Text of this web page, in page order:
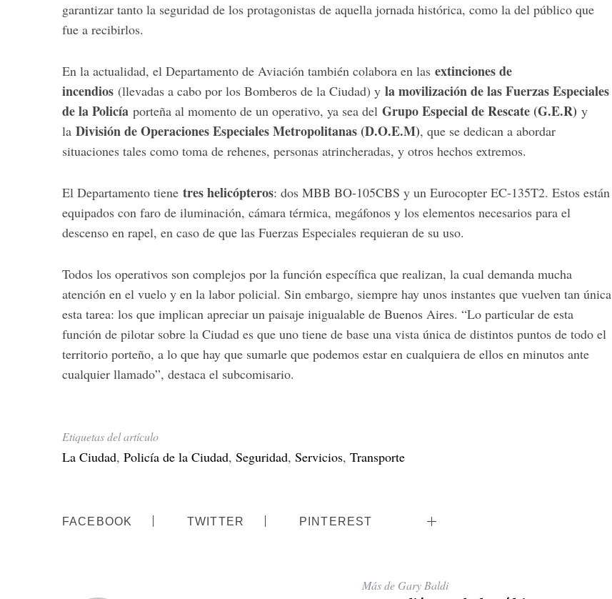
garantizar tanto la seguridad de los protagonistas de aquella jornada histórica, como la del público que
fue a recibirlos.
En la actualidad, el Departamento de Aviación también colabora en las extinciones de
incendios (llevadas a cabo por los Bomberos de la Ciudad) y la movilización de las Fuerzas Especiales
de la Policía porteña al momento de un operativo, ya sea del Grupo Especial de Rescate (G.E.R) y
la División de Operaciones Especiales Metropolitanas (D.O.E.M), que se dedican a abordar
situaciones tales como toma de rehenes, personas atrincheradas, y otros hechos extremos.
El Departamento tiene tres helicópteros: dos MBB BO-105CBS y un Eurocopter EC-135T2. Estos están
equipados con faro de iluminación, cámara térmica, megáfonos y los elementos necesarios para el
descenso en rapel, en caso de que las Fuerzas Especiales requieran de su uso.
Todos los operativos son complejos por la función específica que realizan, la cual demanda mucha
atención en el vuelo y en la labor policial. Sin embargo, siempre hay unos instantes que vuelven tan única
esta tarea: los que implican apreciar un paisaje inigualable de Buenos Aires. “Lo particular de esta
función de pilotar sobre la Ciudad es que uno tiene de base una vista única de distintos puntos de todo el
territorio porteño, a lo que hay que sumarle que podemos estar en cualquiera de ellos en minutos ante
cualquier llamado”, destaca el subcomisario.
Etiquetas del artículo
La Ciudad, Policía de la Ciudad, Seguridad, Servicios, Transporte
FACEBOOK TWITTER PINTEREST
Más de Gary Baldi